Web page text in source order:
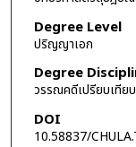
Degree Level
ปริญญาเอก
Degree
วรรณคดีเปรียบเทียบ
DOI
10.58837/